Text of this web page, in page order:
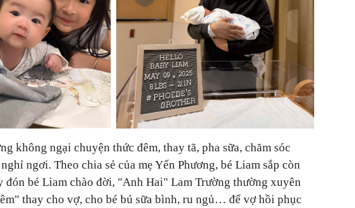
không ngại chuyện thức đêm, thay tã, pha sữa, chăm sóc
ngơi. Theo chia sẻ của mẹ Yến Phương, bé Liam sắp còn
đón bé Liam chào đời, "Anh Hai" Lam Trường thường xuyên
thay cho vợ, cho bé bú sữa bình, ru ngủ… để vợ hồi phục